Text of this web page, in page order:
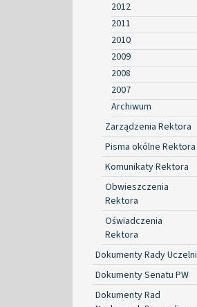
2012
2011
2010
2009
2008
2007
Archiwum
Zarządzenia Rektora
Pisma okólne Rektora
Komunikaty Rektora
Obwieszczenia
Rektora
Oświadczenia
Rektora
Dokumenty Rady Uczelni
Dokumenty Senatu PW
Dokumenty Rad